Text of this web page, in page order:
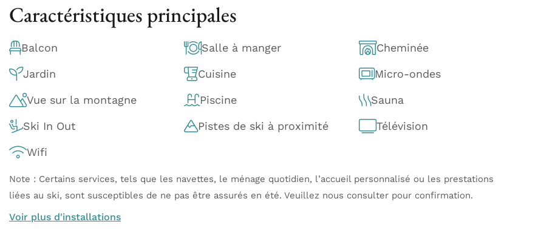
Caractéristiques principales
Balcon Salle à manger Cheminée
Jardin Cuisine Micro-ondes
Vue sur la montagne Piscine Sauna
Ski In Out Pistes de ski à proximité Télévision
Wifi
Note : Certains services, tels que les navettes, le ménage quotidien, l’accueil personnalisé ou les prestations
liées au ski, sont susceptibles de ne pas être assurés en été. Veuillez nous consulter pour confirmation.
Voir plus d'installations